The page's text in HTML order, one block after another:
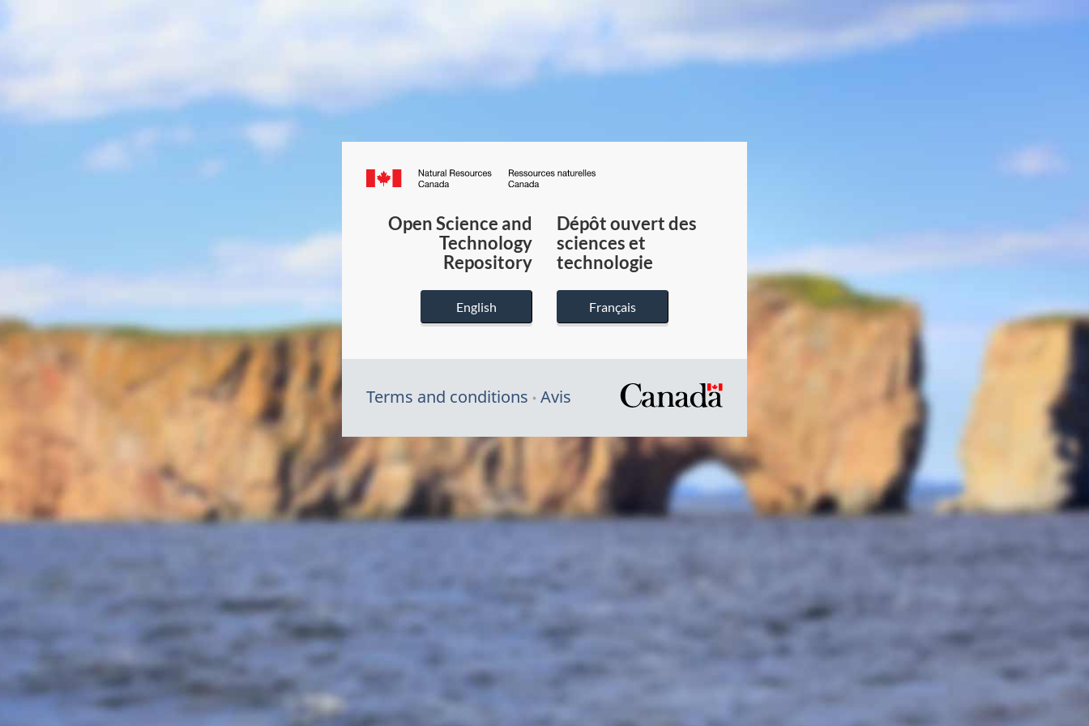
Canada.ca
du
Canada
Open Science and
Technology
Repository
English
Dépôt ouvert des
sciences et
technologie
Français
Terms and conditions Avis
/
du
gouvernement
du